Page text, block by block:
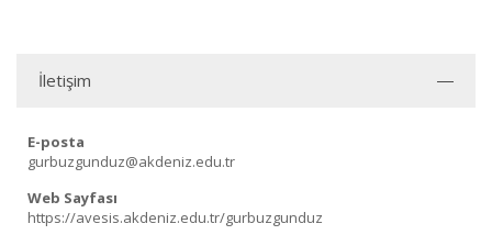
İletişim
E-posta
gurbuzgunduz@akdeniz.edu.tr
Web Sayfası
https://avesis.akdeniz.edu.tr/gurbuzgunduz